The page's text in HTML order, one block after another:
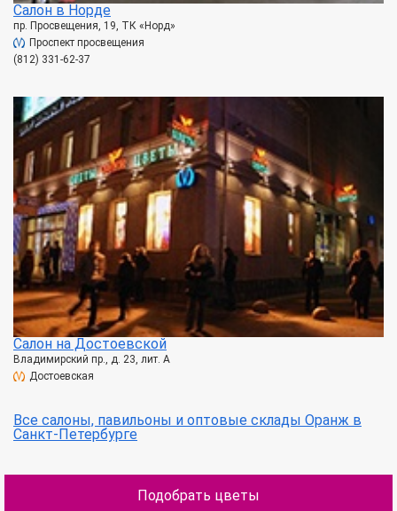
Салон в Норде
пр. Просвещения, 19, ТК «Норд»
Проспект просвещения
(812) 331-62-37
Салон на Достоевской
Владимирский пр., д. 23, лит. А
Достоевская
Все салоны, павильоны и оптовые склады Оранж в
Санкт-Петербурге
Подобрать цветы